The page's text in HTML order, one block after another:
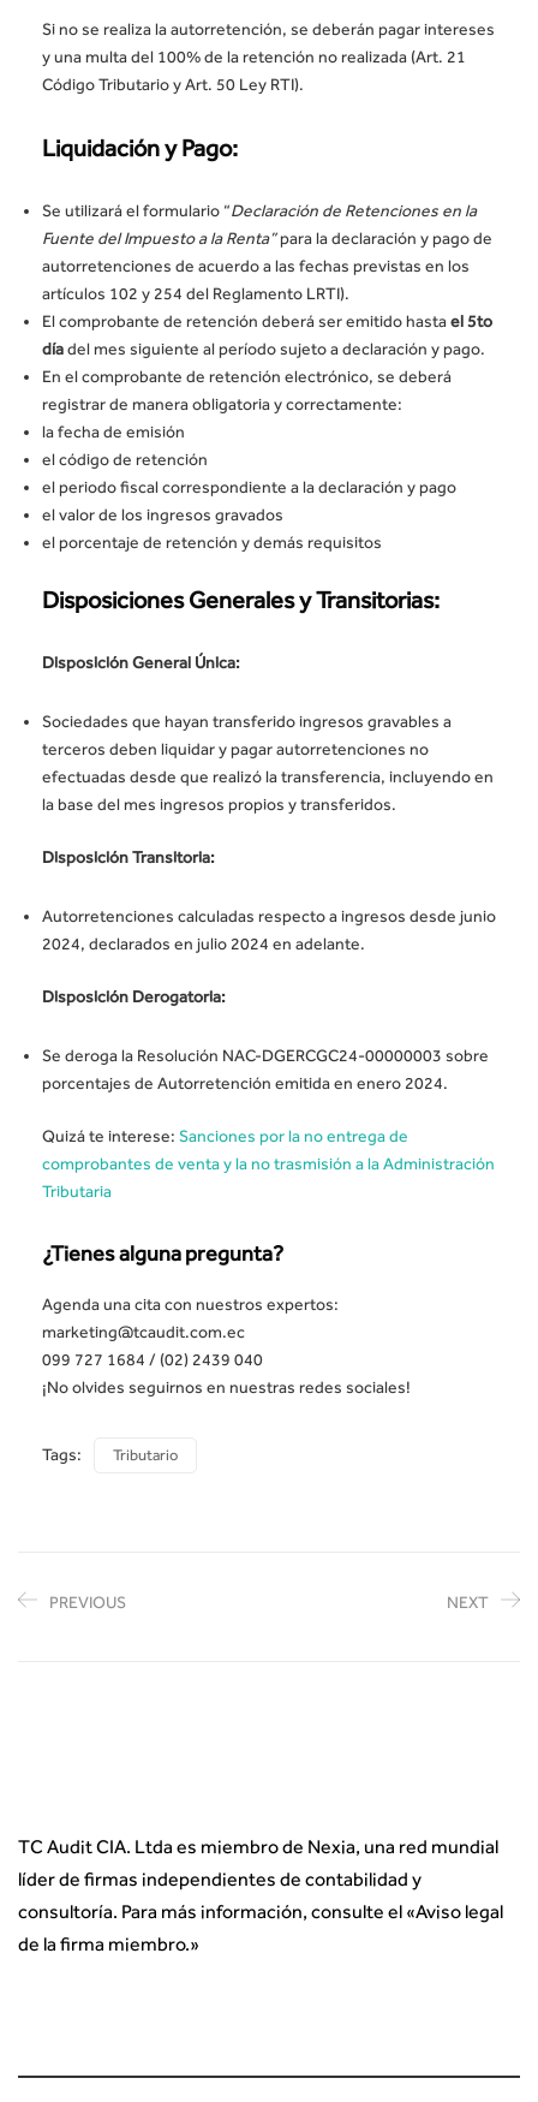
Si no se realiza la autorretención, se deberán pagar intereses
y una multa del 100% de la retención no realizada (Art. 21
Código Tributario y Art. 50 Ley RTI).
Liquidación y Pago:
Se utilizará el formulario “Declaración de Retenciones en la
Fuente del Impuesto a la Renta”para la declaración y pago de
autorretenciones de acuerdo a las fechas previstas en los
artículos 102 y 254 del Reglamento LRTI).
El comprobante de retención deberá ser emitido hastael 5to
díadel mes siguiente al período sujeto a declaración y pago.
En el comprobante de retención electrónico, se deberá
registrar de manera obligatoria y correctamente:
la fecha de emisión
el código de retención
el periodo fiscal correspondiente a la declaración y pago
el valor de los ingresos gravados
el porcentaje de retención y demás requisitos
DisposicionesGenerales y Transitorias:
Disposición General Única:
Sociedades que hayan transferido ingresos gravables a
terceros deben liquidar y pagar autorretenciones no
efectuadas desde que realizó la transferencia, incluyendo en
la base del mes ingresos propios y transferidos.
Disposición Transitoria:
Autorretenciones calculadas respecto a ingresos desde junio
2024, declarados en julio 2024 en adelante.
Disposición Derogatoria:
Se deroga la Resolución NAC-DGERCGC24-00000003 sobre
porcentajes de Autorretención emitida en enero 2024.
Quizá te interese: Sanciones por la no entrega de
comprobantes de venta y la no trasmisión a la Administración
Tributaria
¿Tienes alguna pregunta?
Agenda una cita con nuestros expertos:
marketing@tcaudit.com.ec
099 727 1684 / (02) 2439 040
¡No olvides seguirnos en nuestras redes sociales!
Tags: Tributario
PREVIOUS NEXT
TC Audit CIA. Ltda es miembro de Nexia, una red mundial
líder de firmas independientes de contabilidad y
consultoría. Para más información, consulte el «Aviso legal
de la firma miembro.»